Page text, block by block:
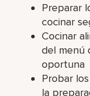
Preparar
cocinar
Cocinar
del menú
oportuna
Probar
la